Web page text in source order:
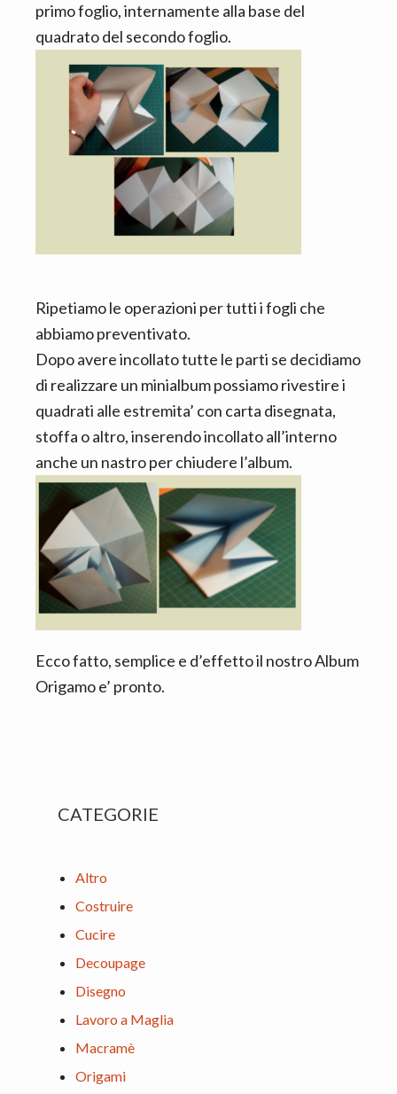
primo foglio, internamente alla base del
quadrato del secondo foglio.
Ripetiamo le operazioni per tutti i fogli che
abbiamo preventivato.
Dopo avere incollato tutte le parti se decidiamo
di realizzare un minialbum possiamo rivestire i
quadrati alle estremita’ con carta disegnata,
stoffa o altro, inserendo incollato all’interno
anche un nastro per chiudere l’album.
Ecco fatto, semplice e d’effetto il nostro Album
Origamo e’ pronto.
Primary
CATEGORIE
Altro
Costruire
Cucire
Decoupage
Disegno
Lavoro a Maglia
Macramè
Origami